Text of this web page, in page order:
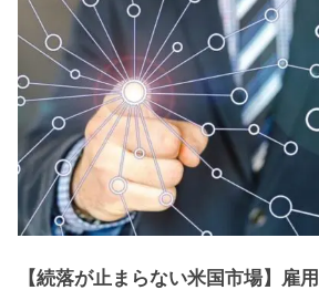
【続落が止まらない米国市場】雇